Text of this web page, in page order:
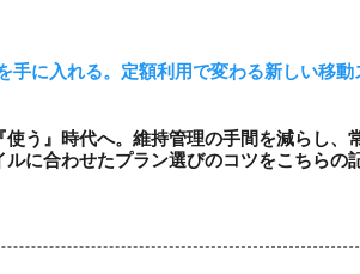
手に入れる。定額利用で変わる新しい移動
使う』時代へ。維持管理の手間を減らし
に合わせたプラン選びのコツをこちらの